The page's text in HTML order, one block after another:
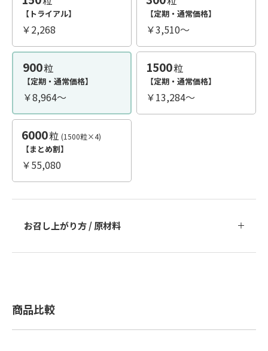
【トライアル】
￥2,268
【定期・通常価格】
￥3,510～
900粒
【定期・通常価格】
￥8,964～
1500粒
【定期・通常価格】
￥13,284～
6000粒 (1500粒×4)
【まとめ割】
￥55,080
お召し上がり方 / 原材料
商品比較